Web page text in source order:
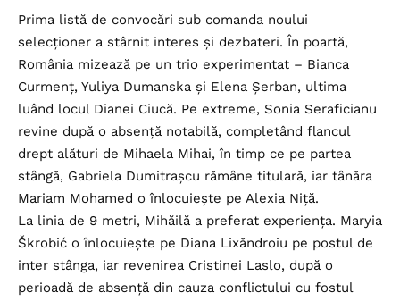
Prima listă de convocări sub comanda noului
selecționer a stârnit interes și dezbateri. În poartă,
România mizează pe un trio experimentat – Bianca
Curmenț, Yuliya Dumanska și Elena Șerban, ultima
luând locul Dianei Ciucă. Pe extreme, Sonia Seraficianu
revine după o absență notabilă, completând flancul
drept alături de Mihaela Mihai, în timp ce pe partea
stângă, Gabriela Dumitrașcu rămâne titulară, iar tânăra
Mariam Mohamed o înlocuiește pe Alexia Niță.
La linia de 9 metri, Mihăilă a preferat experiența. Maryia
Škrobić o înlocuiește pe Diana Lixăndroiu pe postul de
inter stânga, iar revenirea Cristinei Laslo, după o
perioadă de absență din cauza conflictului cu fostul